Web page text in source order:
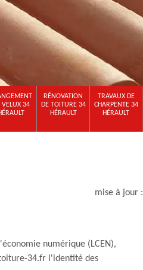
VELUX 34
RÉNOVATION
DE TOITURE 34
HÉRAULT
TRAVAUX DE
CHARPENTE 34
HÉRAULT
mise à jour
numérique (LCEN),
34.fr l'identité des